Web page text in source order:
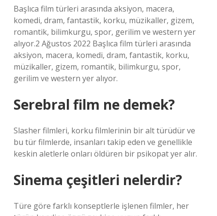
Başlıca film türleri arasında aksiyon, macera,
komedi, dram, fantastik, korku, müzikaller, gizem,
romantik, bilimkurgu, spor, gerilim ve western yer
alıyor.2 Ağustos 2022 Başlıca film türleri arasında
aksiyon, macera, komedi, dram, fantastik, korku,
müzikaller, gizem, romantik, bilimkurgu, spor,
gerilim ve western yer alıyor.
Serebral film ne demek?
Slasher filmleri, korku filmlerinin bir alt türüdür ve
bu tür filmlerde, insanları takip eden ve genellikle
keskin aletlerle onları öldüren bir psikopat yer alır.
Sinema çeşitleri nelerdir?
Türe göre farklı konseptlerle işlenen filmler, her